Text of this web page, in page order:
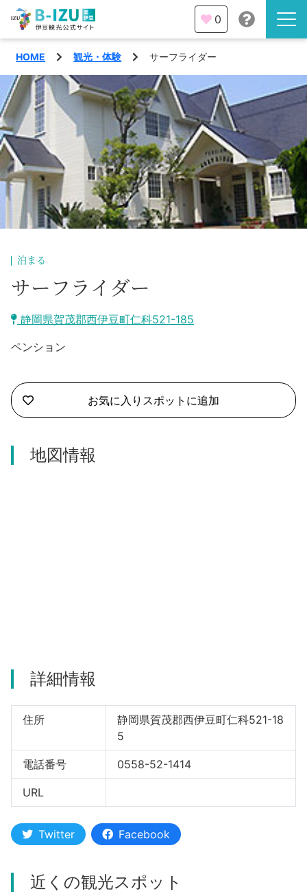
伊豆半島を知る
伊豆のみどころ
みる
あそぶ
あじわう
観光・体験
イベント
エリア
熱海市
沼津市
三島市
南伊豆町
函南町
西伊豆町
特集
旅の計画
モデルコース
旅程作成
アクセス
合同会社説明会
0
HOME 観光・体験 サーフライダー
泊まる
サーフライダー
静岡県賀茂郡西伊豆町仁科521-185
ペンション
お気に入りスポットに追加
地図情報
詳細情報
住所
静岡県賀茂郡西伊豆町仁科521-18
5
電話番号 0558-52-1414
URL
Twitter Facebook
近くの観光スポット